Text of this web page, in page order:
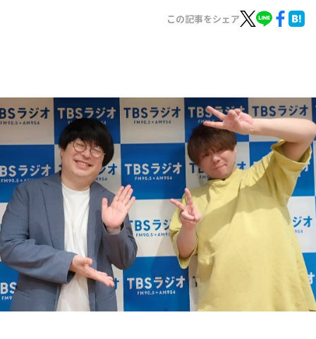
お知らせ
イベント・グッズ
YouTube
会社情報
この記事をシェア